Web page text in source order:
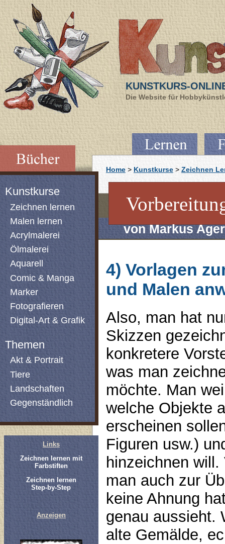
KUNSTKURS-
Die Website für
Kunstkurse
Zeichnen lernen
Malen lernen
Acrylmalerei
Ölmalerei
Aquarell
Comic & Manga
Marker
Fotografieren
Digital-Art & Grafik
Themen
Akt & Portrait
Tiere
Landschaften
Gegenständlich
Links
Zeichnen lernen mit
Farbstiften
Zeichnen lernen
Step-by-Step
Anzeigen
Home > Kunstkurse > Zeichnen
von Markus
4) Vorlagen
und Malen
Also, man hat
Skizzen
konkretere
was man
möchte. Man
welche Objekte
erscheinen
Figuren usw.)
hinzeichnen
man auch zur
keine Ahnung
genau aussieht.
alte Gemälde,